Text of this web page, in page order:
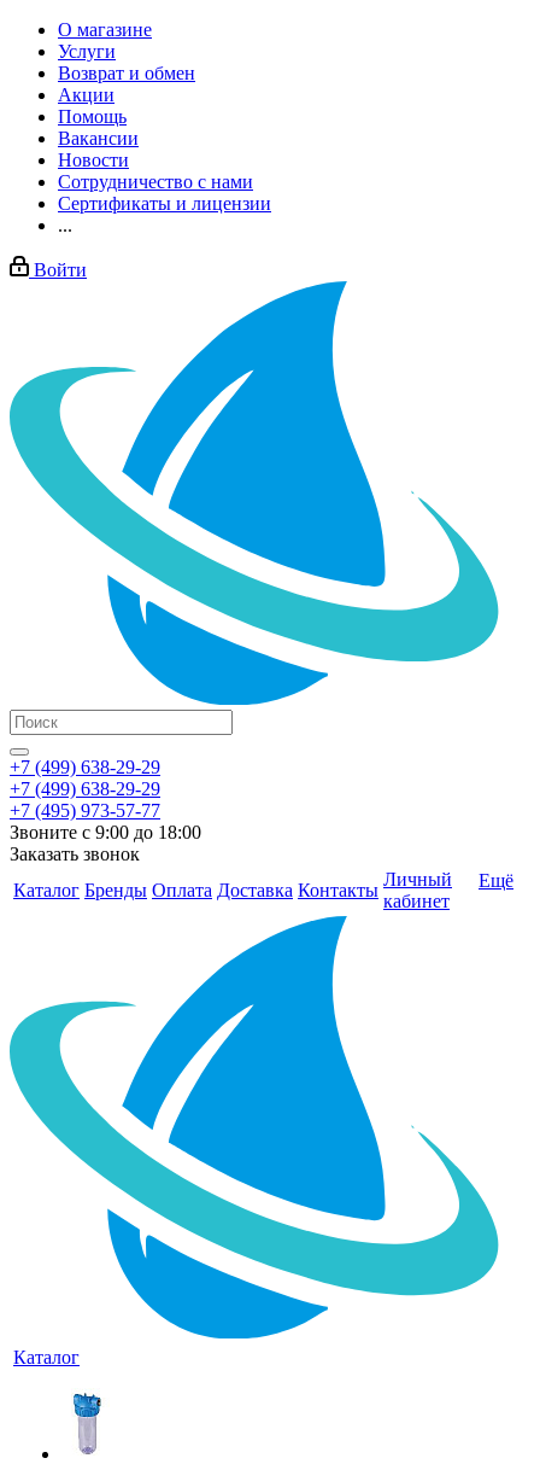
О магазине
Услуги
Возврат и обмен
Акции
Помощь
Вакансии
Новости
Сотрудничество с нами
Сертификаты и лицензии
...
Войти
+7 (499) 638-29-29
+7 (499) 638-29-29
+7 (495) 973-57-77
Звоните с 9:00 до 18:00
Заказать звонок
Каталог Бренды Оплата Доставка Контакты
Личный
кабинет
Ещё
Каталог